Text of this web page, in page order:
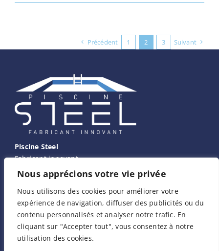
Nous apprécions votre vie privée
Nous utilisons des cookies pour améliorer votre
expérience de navigation, diffuser des publicités ou du
contenu personnalisés et analyser notre trafic. En
cliquant sur "Accepter tout", vous consentez à notre
utilisation des cookies.
Précédent 1 2 3 Suivant
Piscine Steel
Fabricant innovant
Adresse
Z.I. – 1280 Route d’Arcinges